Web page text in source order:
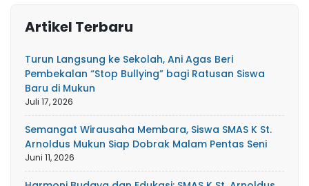
Artikel Terbaru
Turun Langsung ke Sekolah, Ani Agas Beri
Pembekalan “Stop Bullying” bagi Ratusan Siswa
Baru di Mukun
Juli 17, 2026
Semangat Wirausaha Membara, Siswa SMAS K St.
Arnoldus Mukun Siap Dobrak Malam Pentas Seni
Juni 11, 2026